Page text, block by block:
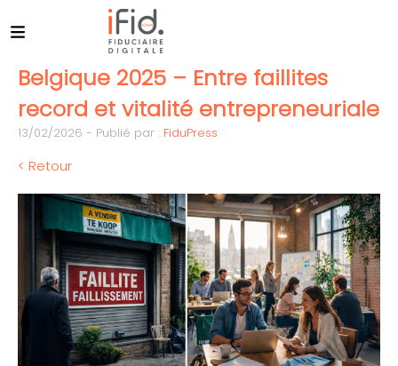
Belgique 2025 – Entre faillites
record et vitalité entrepreneuriale
13/02/2026 - Publié par : FiduPress
< Retour